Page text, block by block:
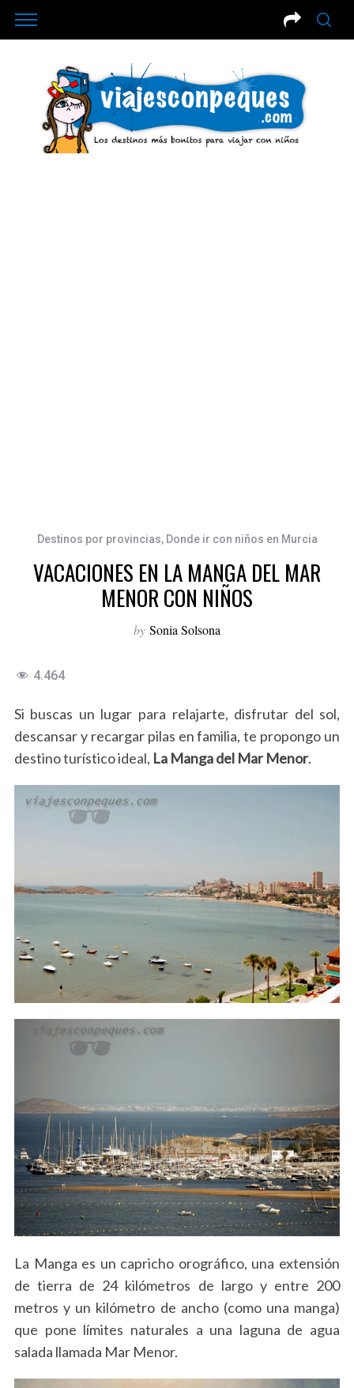
Destinos por provincias, Donde ir con niños en Murcia
VACACIONES EN LA MANGA DEL MAR
MENOR CON NIÑOS
by Sonia Solsona
4.464
Si buscas un lugar para relajarte, disfrutar del sol,
descansar y recargar pilas en familia, te propongo un
destino turístico ideal, La Manga del Mar Menor.
La Manga es un capricho orográfico, una extensión
de tierra de 24 kilómetros de largo y entre 200
metros y un kilómetro de ancho (como una manga)
que pone límites naturales a una laguna de agua
salada llamada Mar Menor.